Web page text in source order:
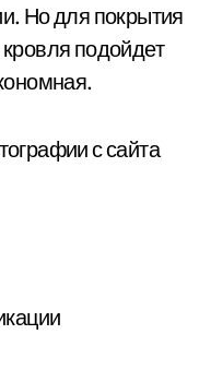
Но для покрытия
подойдет
с сайта